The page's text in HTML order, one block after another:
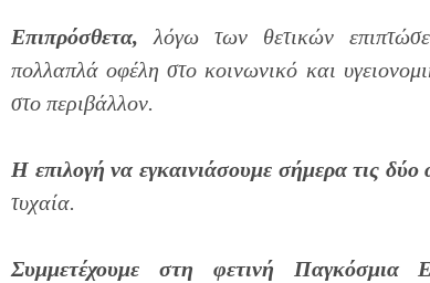
Επιπρόσθετα, λόγω των θετικών
πολλαπλά οφέλη στο κοινωνικό και
στο περιβάλλον.
Η επιλογή να εγκαινιάσουμε σήμερα τις δύο
τυχαία.
Συμμετέχουμε στη φετινή Παγκόσμια